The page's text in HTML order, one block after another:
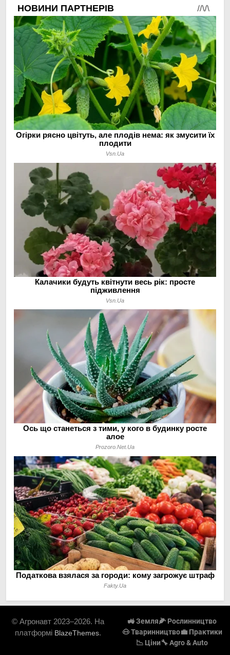
© Агронавт 2023–2026. На
платформі BlazeThemes.
🚜 Земля🌽 Рослинництво
🐽 Тваринництво💼 Практики
📉 Ціни🔧 Agro & Auto